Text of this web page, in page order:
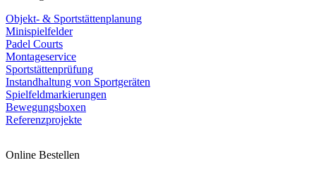
Objekt- & Sportstättenplanung
Minispielfelder
Padel Courts
Montageservice
Sportstättenprüfung
Instandhaltung von Sportgeräten
Spielfeldmarkierungen
Bewegungsboxen
Referenzprojekte
Online Bestellen